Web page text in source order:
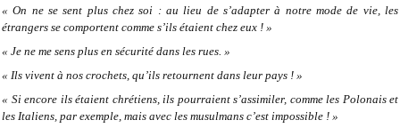
« On ne se sent plus chez soi : au lieu de s’adapter à notre mode de vie, les
étrangers se comportent comme s’ils étaient chez eux ! »
« Je ne me sens plus en sécurité dans les rues. »
« Ils vivent à nos crochets, qu’ils retournent dans leur pays ! »
« Si encore ils étaient chrétiens, ils pourraient s’assimiler, comme les Polonais et
les Italiens, par exemple, mais avec les musulmans c’est impossible ! »